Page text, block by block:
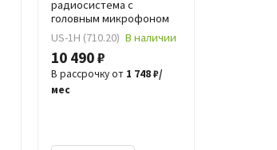
радиосистема с
головным микрофоном
US-1H (710.20) В наличии
10 490 ₽
В рассрочку от 1 748 ₽/
мес